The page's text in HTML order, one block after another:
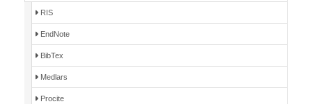
RIS
EndNote
BibTex
Medlars
Procite